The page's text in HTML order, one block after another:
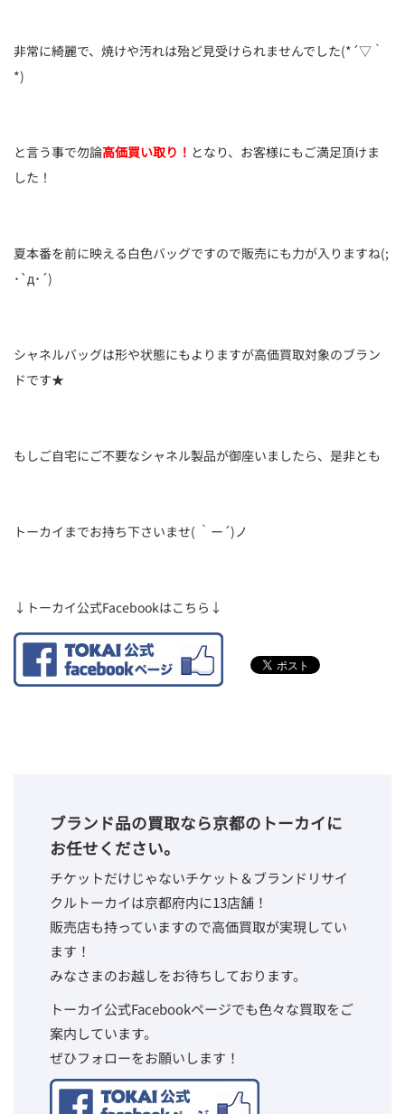
非常に綺麗で、焼けや汚れは殆ど見受けられませんでした(*´▽｀
*)
と言う事で勿論高価買い取り！ となり、お客様にもご満足頂けま
した！
夏本番を前に映える白色バッグですので販売にも力が入りますね(;
･`д･´)
シャネルバッグは形や状態にもよりますが高価買取対象のブラン
ドです★
もしご自宅にご不要なシャネル製品が御座いましたら、是非とも
トーカイまでお持ち下さいませ( ｀ー´)ノ
↓トーカイ公式Facebookはこちら↓
ブランド品の買取なら京都のトーカイに
お任せください。
チケットだけじゃないチケット＆ブランドリサイ
クルトーカイは京都府内に13店舗！
販売店も持っていますので高価買取が実現してい
ます！
みなさまのお越しをお待ちしております。
トーカイ公式Facebookページでも色々な買取をご
案内しています。
ぜひフォローをお願いします！